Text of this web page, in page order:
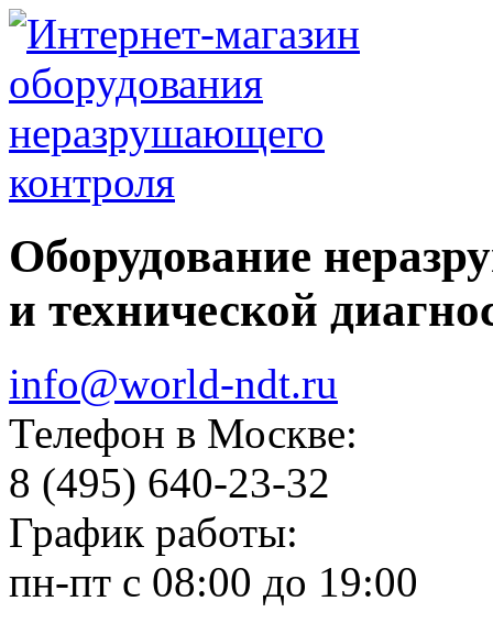
Оборудование
и технической
info@world-ndt.ru
Телефон в Москве:
8 (495) 640-23-32
График работы:
пн-пт с 08:00 до 19:00